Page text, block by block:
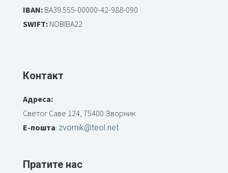
IBAN:BA39 555-00000-42-988-090
SWIFT:NOBIBA22
Контакт
Адреса:
Светог Саве 124, 75400 Зворник
Е-пошта: zvornik@teol.net
Пратите нас